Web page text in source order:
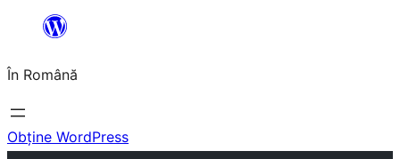
conținut
În Română
Obține WordPress